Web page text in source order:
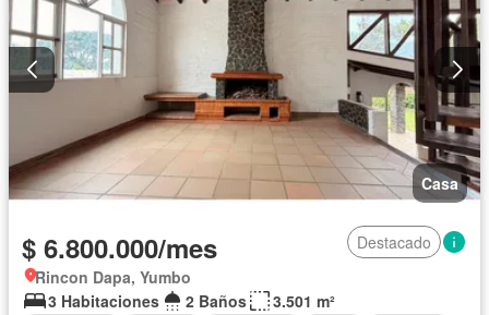
Casa
$ 6.800.000/mes
Destacado
Rincon Dapa, Yumbo
3 Habitaciones
2 Baños
3.501 m²